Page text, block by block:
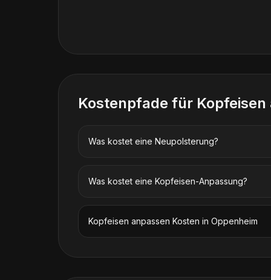
Kostenpfade für
Was kostet eine Neupolsterung?
Was kostet eine Kopfeisen-Anpassung?
Kopfeisen anpassen Kosten in Oppenheim